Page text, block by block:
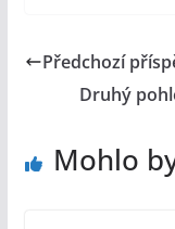
Předchozí
Druhý
Mohlo